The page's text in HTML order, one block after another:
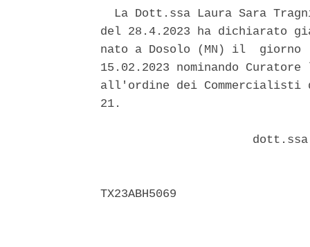
La Dott.ssa Laura Sara
del 28.4.2023 ha dichiarato
nato a Dosolo (MN) il
15.02.2023 nominando
all'ordine dei
21.